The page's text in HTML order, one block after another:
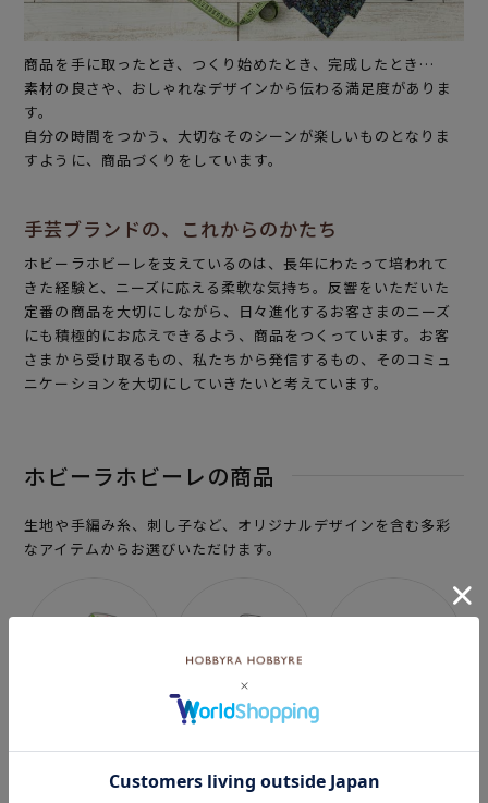
商品を手に取ったとき、つくり始めたとき、完成したとき…
素材の良さや、おしゃれなデザインから伝わる満足度がありま
す。
自分の時間をつかう、大切なそのシーンが楽しいものとなりま
すように、商品づくりをしています。
手芸ブランドの、これからのかたち
ホビーラホビーレを支えているのは、長年にわたって培われて
きた経験と、ニーズに応える柔軟な気持ち。反響をいただいた
定番の商品を大切にしながら、日々進化するお客さまのニーズ
にも積極的にお応えできるよう、商品をつくっています。お客
さまから受け取るもの、私たちから発信するもの、そのコミュ
ニケーションを大切にしていきたいと考えています。
ホビーラホビーレの商品
生地や手編み糸、刺し子など、オリジナルデザインを含む多彩
なアイテムからお選びいただけます。
上質ファブリック